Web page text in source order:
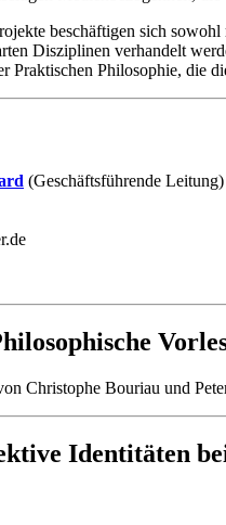
beschäftigen sich
Disziplinen verhandelt
Praktischen Philosophie, die
(Geschäftsführende Leitung)
Christophe Bouriau und
Identitäten